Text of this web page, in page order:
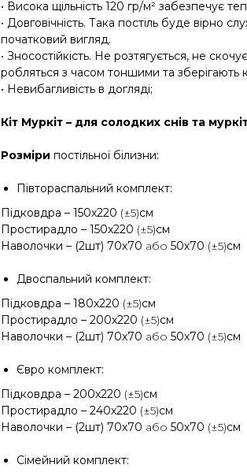
• Висока щільність 120 гр/м² забезпечує
• Довговічність. Така постіль буде вірно
початковий вигляд.
• Зносостійкість. Не розтягується, не
робляться з часом тоншими та зберігають
• Невибагливість в догляді;
Кіт Муркіт – для солодких снів та
Розміри постільної білизни:
Півтораспальний комплект:
Підковдра – 150х220 (±5)см
Простирадло – 150х220 (±5)см
Наволочки – (2шт) 70х70 або 50х70 (±5)см
Двоспальний комплект:
Підковдра – 180х220 (±5)см
Простирадло – 200х220 (±5)см
Наволочки – (2шт) 70х70 або 50х70 (±5)см
Євро комплект:
Підковдра – 200х220 (±5)см
Простирадло – 240х220 (±5)см
Наволочки – (2шт) 70х70 або 50х70 (±5)см
Сімейний комплект: